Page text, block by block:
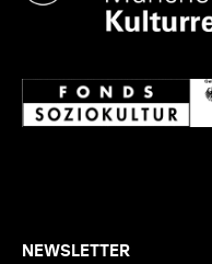
NEWSLETTER